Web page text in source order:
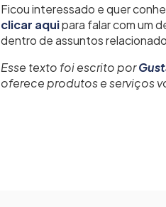
Ficou interessado e quer
clicar aquipara falar com um
dentro de assuntos
Esse texto foi escrito por
oferece produtos e serviços